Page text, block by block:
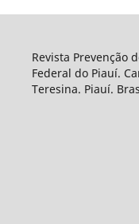
Revista Prevenção
Federal do Piauí.
Teresina. Piauí.